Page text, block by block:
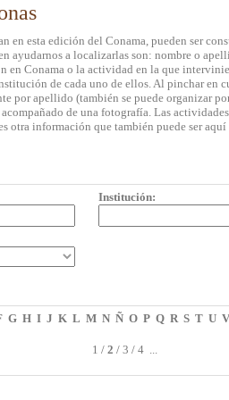
en esta edición del Conama, pueden ser
ayudarnos a localizarlas son: nombre o
en Conama o la actividad en la que
de cada uno de ellos. Al pinchar en
por apellido (también se puede organizar
de una fotografía. Las
otra información que también puede ser
Institución:
G H I J K L M N Ñ O P Q R S T U V
1 / 2 / 3 / 4 ...